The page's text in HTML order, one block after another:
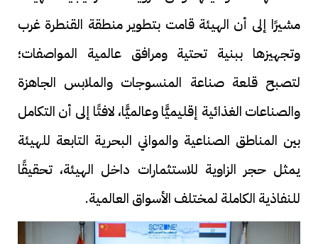
مشيرًا إلى أن الهيئة قامت بتطوير منطقة القنطرة غرب
وتجهيزها ببنية تحتية ومرافق عالمية المواصفات؛
لتصبح قلعة صناعة المنسوجات والملابس الجاهزة
والصناعات الغذائية إقليميًّا وعالميًّا، لافتًا إلى أن التكامل
بين المناطق الصناعية والمواني البحرية التابعة للهيئة
يمثل حجر الزاوية للاستثمارات داخل الهيئة، تحقيقًا
للنفاذية الكاملة لمختلف الأسواق العالمية.